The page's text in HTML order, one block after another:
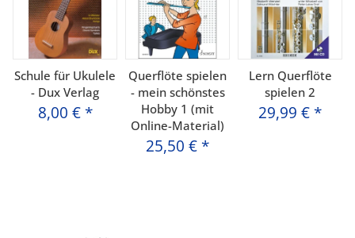
Schule für Ukulele
- Dux Verlag
8,00 € *
Querflöte spielen
- mein schönstes
Hobby 1 (mit
Online-Material)
25,50 € *
Lern Querflöte
spielen 2
29,99 € *